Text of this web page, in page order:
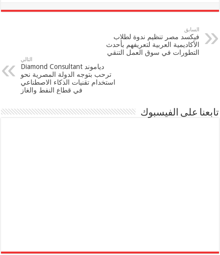
السابق
فيكسد مصر تنظيم ندوة لطلاب
الأكاديمية العربية لتعريفهم بأحدث
التطورات في سوق العمل التنقي
التالي
دياموند Diamond Consultant
ترحب بتوجه الدولة المصرية نحو
استخدام تقنيات الذكاء الاصطناعي
في قطاع النفط والغاز
تابعنا على الفيسبوك